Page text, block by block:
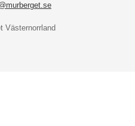
Västernorrland